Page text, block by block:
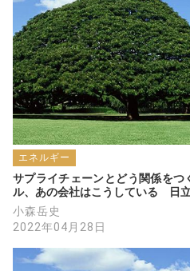
エネルギー
サプライチェーンとどう関係をつ
ル、あの会社はこうしている　日
小森岳史
2022年04月28日